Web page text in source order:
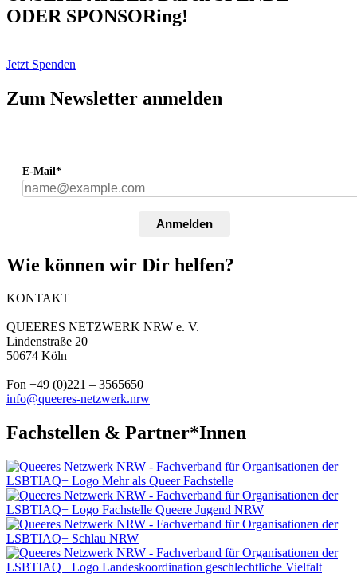
ODER SPONSORing!
Jetzt Spenden
Zum Newsletter anmelden
E-Mail*
Anmelden
Wie können wir Dir helfen?
KONTAKT
QUEERES NETZWERK NRW e. V.
Lindenstraße 20
50674 Köln
Fon +49 (0)221 – 3565650
info@queeres-netzwerk.nrw
Fachstellen & Partner*Innen